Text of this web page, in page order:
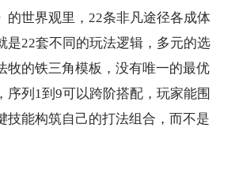
的世界观里，22条非凡途径各成体
是22套不同的玩法逻辑，多元的选
牧的铁三角模板，没有唯一的最优
序列1到9可以跨阶搭配，玩家能围
技能构筑自己的打法组合，而不是